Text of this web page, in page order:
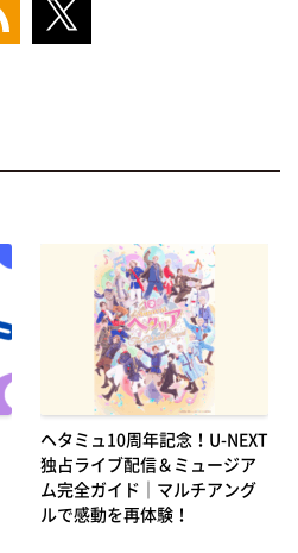
ヘタミュ10周年記念！U-NEXT
独占ライブ配信＆ミュージア
ム完全ガイド｜マルチアング
ルで感動を再体験！